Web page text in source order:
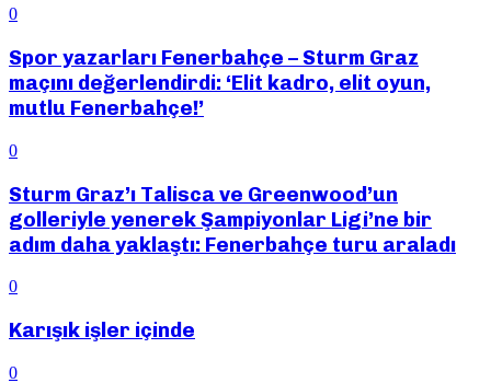
0
Spor yazarları Fenerbahçe – Sturm Graz
maçını değerlendirdi: ‘Elit kadro, elit oyun,
mutlu Fenerbahçe!’
0
Sturm Graz’ı Talisca ve Greenwood’un
golleriyle yenerek Şampiyonlar Ligi’ne bir
adım daha yaklaştı: Fenerbahçe turu araladı
0
Karışık işler içinde
0